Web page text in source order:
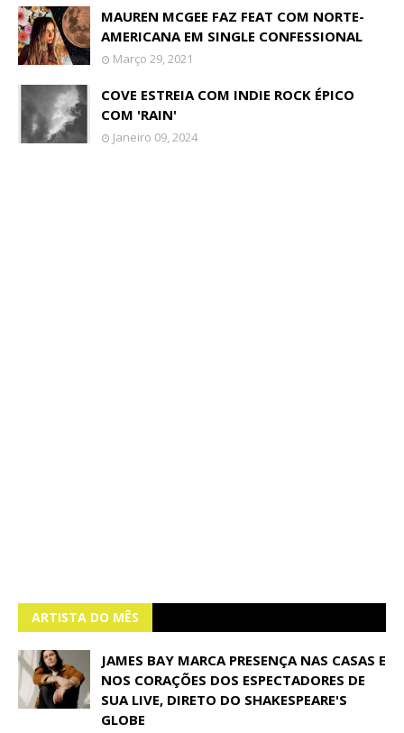
MAUREN MCGEE FAZ FEAT COM NORTE-
AMERICANA EM SINGLE CONFESSIONAL
Março 29, 2021
COVE ESTREIA COM INDIE ROCK ÉPICO
COM 'RAIN'
Janeiro 09, 2024
ARTISTA DO MÊS
JAMES BAY MARCA PRESENÇA NAS CASAS E
NOS CORAÇÕES DOS ESPECTADORES DE
SUA LIVE, DIRETO DO SHAKESPEARE'S
GLOBE